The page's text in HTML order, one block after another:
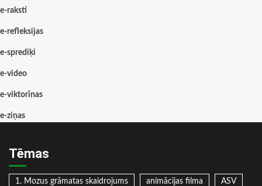
e-raksti
e-refleksijas
e-sprediķi
e-video
e-viktorīnas
e-ziņas
Tēmas
1. Mozus grāmatas skaidrojums animācijas filma ASV